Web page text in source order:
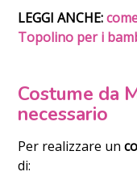
LEGGI ANCHE:
Topolino per i
Costume da
necessario
Per realizzare un
di: